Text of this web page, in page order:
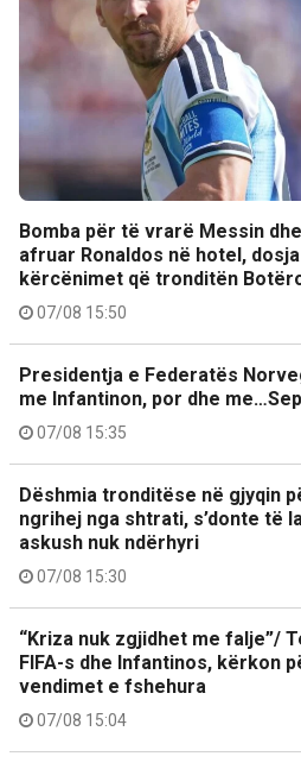
Bomba për të vrarë Messin
afruar Ronaldos në hotel,
kërcënimet që tronditën
07/08 15:50
Presidentja e Federatës
me Infantinon, por dhe
07/08 15:35
Dëshmia tronditëse në gjyqin
ngrihej nga shtrati, s’donte të
askush nuk ndërhyri
07/08 15:30
“Kriza nuk zgjidhet me falje”/
FIFA-s dhe Infantinos, kërkon
vendimet e fshehura
07/08 15:04